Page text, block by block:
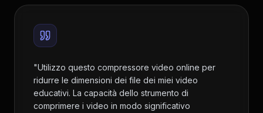
"Utilizzo questo compressore video online per
ridurre le dimensioni dei file dei miei video
educativi. La capacità dello strumento di
comprimere i video in modo significativo